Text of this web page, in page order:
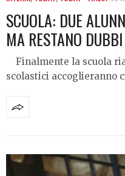
SCUOLA: DUE
MA RESTANO
Finalmente la scuola
scolastici accoglieranno